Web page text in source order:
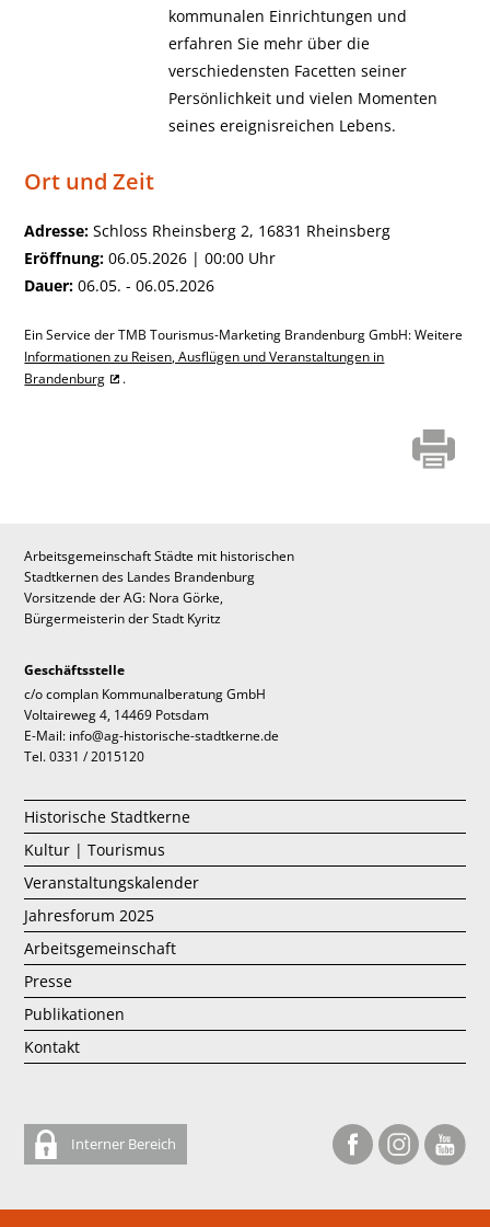
kommunalen Einrichtungen und
erfahren Sie mehr über die
verschiedensten Facetten seiner
Persönlichkeit und vielen Momenten
seines ereignisreichen Lebens.
Ort und Zeit
Adresse: Schloss Rheinsberg 2, 16831 Rheinsberg
Eröffnung: 06.05.2026 | 00:00 Uhr
Dauer: 06.05. - 06.05.2026
Ein Service der TMB Tourismus-Marketing Brandenburg GmbH: Weitere
Informationen zu Reisen, Ausflügen und Veranstaltungen in
Brandenburg
.
Arbeitsgemeinschaft Städte mit historischen
Stadtkernen des Landes Brandenburg
Vorsitzende der AG: Nora Görke,
Bürgermeisterin der Stadt Kyritz
Geschäftsstelle
c/o complan Kommunalberatung GmbH
Voltaireweg 4, 14469 Potsdam
E-Mail: info@ag-historische-stadtkerne.de
Tel. 0331 / 2015120
Historische Stadtkerne
Kultur | Tourismus
Veranstaltungskalender
Jahresforum 2025
Arbeitsgemeinschaft
Presse
Publikationen
Kontakt
Interner Bereich